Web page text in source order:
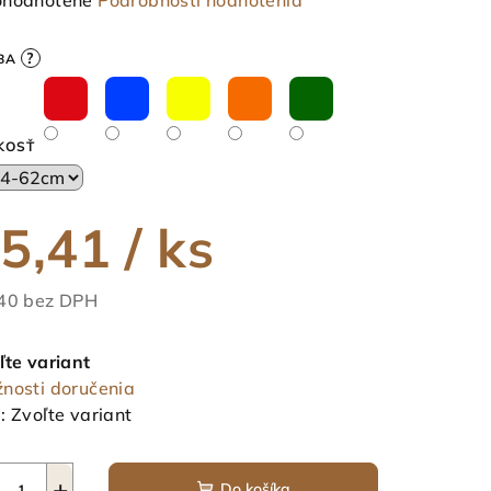
?
/ ks
bez DPH
variant
doručenia
Zvoľte variant